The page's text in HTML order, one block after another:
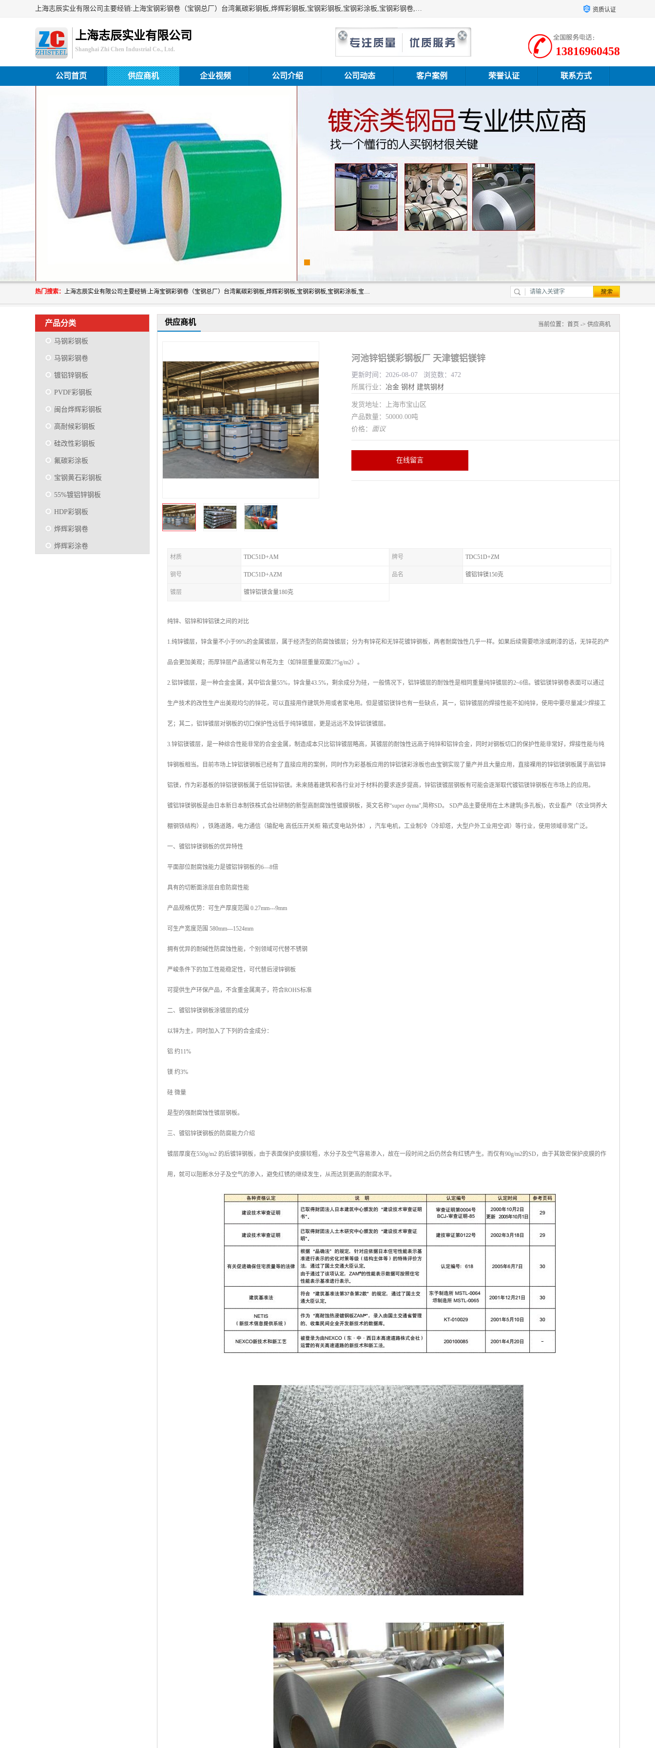
上海志辰实业有限公司主要经销:上海宝钢彩钢卷（宝钢总厂）台湾氟碳彩钢板,烨辉彩钢板,宝钢彩钢板,宝钢彩涂板,宝钢彩钢卷,马钢彩钢板,马钢彩钢卷,镀铝锌钢板,PVDF彩钢板,台湾烨辉彩钢板,高耐候彩钢板,硅改性彩钢板,规格齐全。 资质认证
上海志辰实业有限公司
Shanghai Zhi Chen Industrial Co., Ltd. 13816960458
公司首页 供应商机 企业视频 公司介绍 公司动态 客户案例 荣誉认证 联系方式
热门搜索： 上海志辰实业有限公司主要经销:上海宝钢彩钢卷（宝钢总厂）台湾氟碳彩钢板,烨辉彩钢板,宝钢彩钢板,宝钢彩涂板,宝钢彩钢卷,马钢彩钢板,马钢彩钢卷,镀铝锌钢板,PVDF彩钢板,台湾烨辉彩钢板,高耐候彩钢板,硅改性彩钢板,规格齐全。
产品分类
马钢彩钢板
马钢彩钢卷
镀铝锌钢板
PVDF彩钢板
闽台烨辉彩钢板
高耐候彩钢板
硅改性彩钢板
氟碳彩涂板
宝钢黄石彩钢板
55%镀铝锌钢板
HDP彩钢板
烨辉彩钢卷
烨辉彩涂卷
供应商机 当前位置： 首页 -> 供应商机
河池锌铝镁彩钢板厂 天津镀铝镁锌
更新时间：2026-08-07 浏览数：472
所属行业： 冶金 钢材 建筑钢材
发货地址：上海市宝山区
产品数量：50000.00吨
价格： 面议
在线留言
材质 TDC51D+AM 牌号 TDC51D+ZM
钢号 TDC51D+AZM 品名 镀铝锌镁150克
镀层 镀锌铝镁含量180克
纯锌、铝锌和锌铝镁之间的对比
1.纯锌镀层，锌含量不小于99%的金属镀层，属于经济型的防腐蚀镀层；分为有锌花和无锌花镀锌钢板，两者耐腐蚀性几乎一样。如果后续需要喷涂或刷漆的话，无锌花的产
品会更加美观；而厚锌层产品通常以有花为主（如锌层重量双面275g/m2）。
2.铝锌镀层，是一种合金金属，其中铝含量55%，锌含量43.5%，剩余成分为硅，一般情况下，铝锌镀层的耐蚀性是相同重量纯锌镀层的2~6倍。镀铝镁锌钢卷表面可以通过
生产技术的改性生产出美观均匀的锌花，可以直接用作建筑外用或者家电用。但是镀铝镁锌也有一些缺点，其一，铝锌镀层的焊接性能不如纯锌，使用中要尽量减少焊接工
艺；其二，铝锌镀层对钢板的切口保护性远低于纯锌镀层，更是远远不及锌铝镁镀层。
3.锌铝镁镀层，是一种综合性能非常的合金金属，制造成本只比铝锌镀层略高，其镀层的耐蚀性远高于纯锌和铝锌合金，同时对钢板切口的保护性能非常好，焊接性能与纯
锌钢板相当。目前市场上锌铝镁钢板已经有了直接应用的案例，同时作为彩基板应用的锌铝镁彩涂板也由宝钢实现了量产并且大量应用，直接裸用的锌铝镁钢板属于高铝锌
铝镁，作为彩基板的锌铝镁钢板属于低铝锌铝镁。未来随着建筑和各行业对于材料的要求逐步提高，锌铝镁镀层钢板有可能会逐渐取代镀铝镁锌钢板在市场上的应用。
镀铝锌镁钢板是由日本新日本制铁株式会社研制的新型高耐腐蚀性镀膜钢板，英文名称“super dyma”,简称SD。 SD产品主要使用在土木建筑(多孔板)，农业畜产（农业饲养大
棚钢铁结构），铁路道路，电力通信（输配电 高低压开关柜 箱式变电站外体），汽车电机，工业制冷（冷却塔，大型户外工业用空调）等行业，使用领域非常广泛。
一、镀铝锌镁钢板的优异特性
平面部位耐腐蚀能力是镀铝锌钢板的6—8倍
具有的切断面涂层自愈防腐性能
产品规格优势：可生产厚度范围 0.27mm---9mm
可生产宽度范围 580mm---1524mm
拥有优异的耐碱性防腐蚀性能，个别领域可代替不锈钢
严峻条件下的加工性能稳定性，可代替后浸锌钢板
可提供生产环保产品，不含重金属离子，符合ROHS标准
二、镀铝锌镁钢板涂镀层的成分
以锌为主，同时加入了下列的合金成分：
铝 约11%
镁 约3%
硅 微量
是型的强耐腐蚀性镀层钢板。
三、镀铝锌镁钢板的防腐能力介绍
镀层厚度在550g/m2 的后镀锌钢板，由于表面保护皮膜较粗，水分子及空气容易渗入，故在一段时间之后仍然会有红锈产生。而仅有90g/m2的SD，由于其致密保护皮膜的作
用，就可以阻断水分子及空气的渗入，避免红锈的继续发生，从而达到更高的耐腐水平。